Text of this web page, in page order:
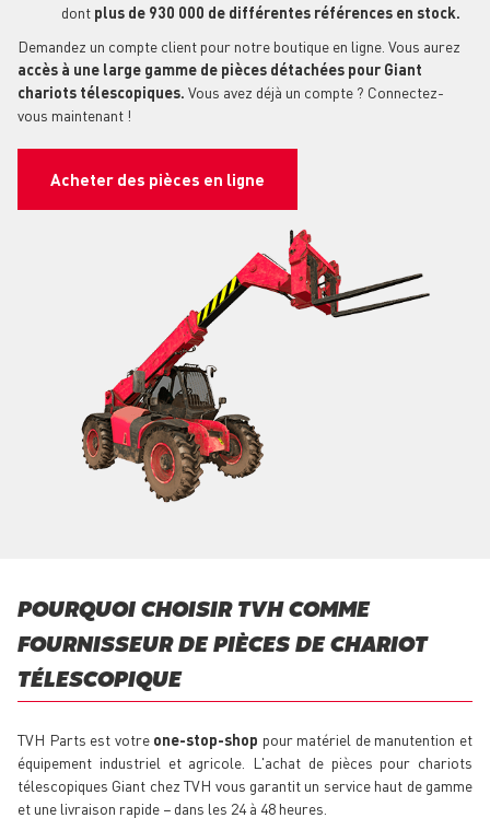
dont plus de 930 000 de différentes références en stock.
Demandez un compte client pour notre boutique en ligne. Vous aurez
accès à une large gamme de pièces détachées pour Giant
chariots télescopiques. Vous avez déjà un compte ? Connectez-
vous maintenant !
Acheter des pièces en ligne
POURQUOI CHOISIR TVH COMME
FOURNISSEUR DE PIÈCES DE CHARIOT
TÉLESCOPIQUE
TVH Parts est votre one-stop-shop pour matériel de manutention et
équipement industriel et agricole. L'achat de pièces pour chariots
télescopiques Giant chez TVH vous garantit un service haut de gamme
et une livraison rapide − dans les 24 à 48 heures.